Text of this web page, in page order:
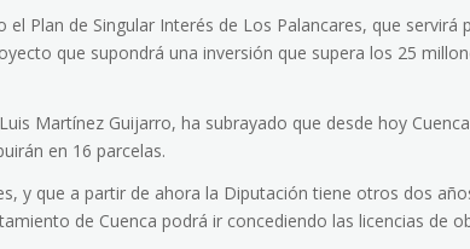
Plan de Singular Interés de Los Palancares, que servirá
que supondrá una inversión que supera los 25
Martínez Guijarro, ha subrayado que desde hoy
en 16 parcelas.
y que a partir de ahora la Diputación tiene otros dos
de Cuenca podrá ir concediendo las licencias de